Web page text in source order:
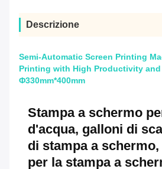
Descrizione
Semi-Automatic Screen Printing
Printing with High Productivity and
Φ330mm*400mm
Stampa a schermo
d'acqua, galloni di
di stampa a
per la stampa a